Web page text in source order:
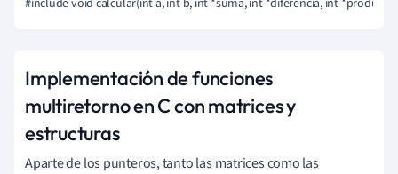
Implementación de funciones
multiretorno en C con matrices y
estructuras
Aparte de los punteros, tanto las matrices como las